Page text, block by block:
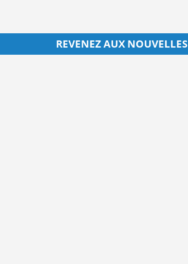
REVENEZ AUX NOUVELLES